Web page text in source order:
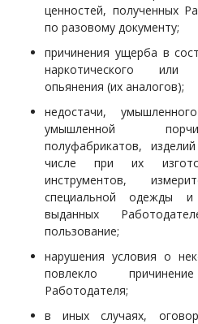
ценностей, полученных
по разовому документу;
причинения ущерба в
наркотического или
опьянения (их аналогов);
недостачи,
умышленной
полуфабрикатов,
числе при их
инструментов,
специальной одежды и
выданных
пользование;
нарушения условия о
повлекло
Работодателя;
в иных случаях,